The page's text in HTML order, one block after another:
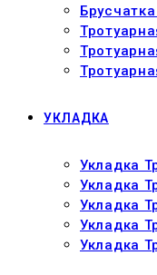
УКЛАДКА
Укладка
Укладка
Укладка
Укладка
Укладка